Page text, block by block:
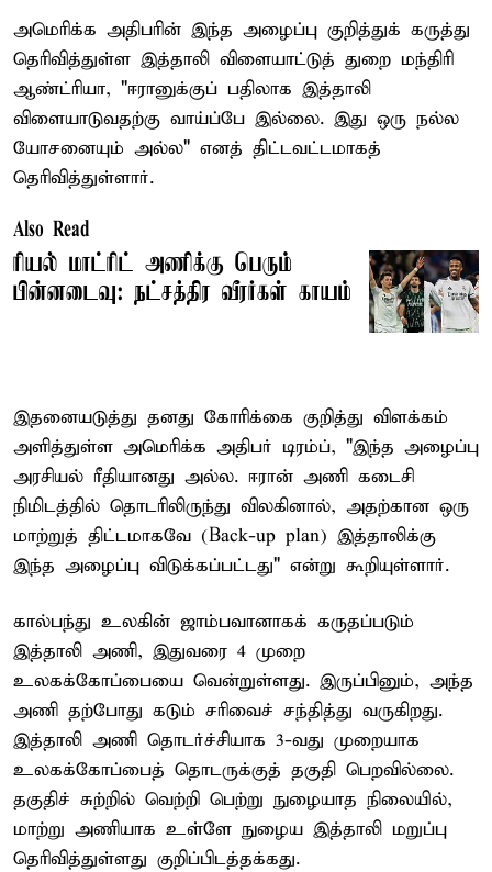
அமெரிக்க அதிபரின் இந்த அழைப்பு குறித்துக் கருத்து
தெரிவித்துள்ள இத்தாலி விளையாட்டுத் துறை மந்திரி
ஆண்ட்ரியா, "ஈரானுக்குப் பதிலாக இத்தாலி
விளையாடுவதற்கு வாய்ப்பே இல்லை. இது ஒரு நல்ல
யோசனையும் அல்ல" எனத் திட்டவட்டமாகத்
தெரிவித்துள்ளார்.
Also Read
ரியல் மாட்ரிட் அணிக்கு பெரும்
பின்னடைவு: நட்சத்திர வீரர்கள் காயம்
இதனையடுத்து தனது கோரிக்கை குறித்து விளக்கம்
அளித்துள்ள அமெரிக்க அதிபர் டிரம்ப், "இந்த அழைப்பு
அரசியல் ரீதியானது அல்ல. ஈரான் அணி கடைசி
நிமிடத்தில் தொடரிலிருந்து விலகினால், அதற்கான ஒரு
மாற்றுத் திட்டமாகவே (Back-up plan) இத்தாலிக்கு
இந்த அழைப்பு விடுக்கப்பட்டது" என்று கூறியுள்ளார்.
கால்பந்து உலகின் ஜாம்பவானாகக் கருதப்படும்
இத்தாலி அணி, இதுவரை 4 முறை
உலகக்கோப்பையை வென்றுள்ளது. இருப்பினும், அந்த
அணி தற்போது கடும் சரிவைச் சந்தித்து வருகிறது.
இத்தாலி அணி தொடர்ச்சியாக 3-வது முறையாக
உலகக்கோப்பைத் தொடருக்குத் தகுதி பெறவில்லை.
தகுதிச் சுற்றில் வெற்றி பெற்று நுழையாத நிலையில்,
மாற்று அணியாக உள்ளே நுழைய இத்தாலி மறுப்பு
தெரிவித்துள்ளது குறிப்பிடத்தக்கது.